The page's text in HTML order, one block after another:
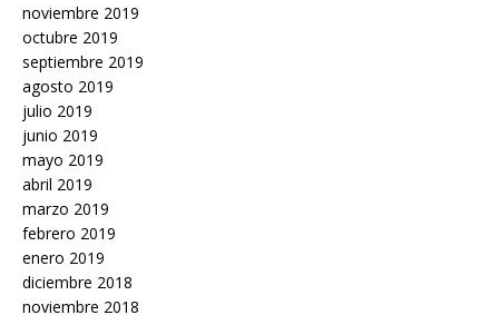
noviembre 2019
octubre 2019
septiembre 2019
agosto 2019
julio 2019
junio 2019
mayo 2019
abril 2019
marzo 2019
febrero 2019
enero 2019
diciembre 2018
noviembre 2018